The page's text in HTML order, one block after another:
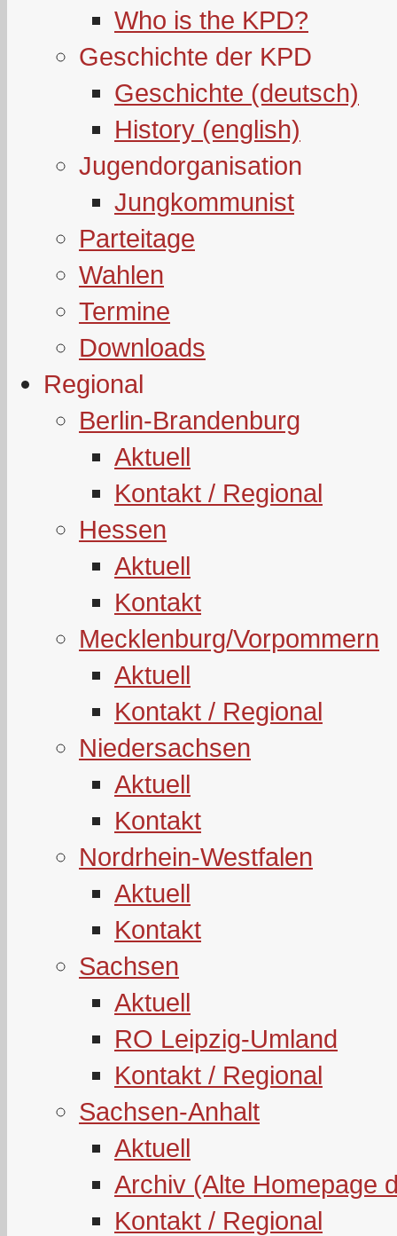
Who is the KPD?
Geschichte der KPD
Geschichte (deutsch)
History (english)
Jugendorganisation
Jungkommunist
Parteitage
Wahlen
Termine
Downloads
Regional
Berlin-Brandenburg
Aktuell
Kontakt / Regional
Hessen
Aktuell
Kontakt
Mecklenburg/Vorpommern
Aktuell
Kontakt / Regional
Niedersachsen
Aktuell
Kontakt
Nordrhein-Westfalen
Aktuell
Kontakt
Sachsen
Aktuell
RO Leipzig-Umland
Kontakt / Regional
Sachsen-Anhalt
Aktuell
Archiv (Alte Homepage
Kontakt / Regional